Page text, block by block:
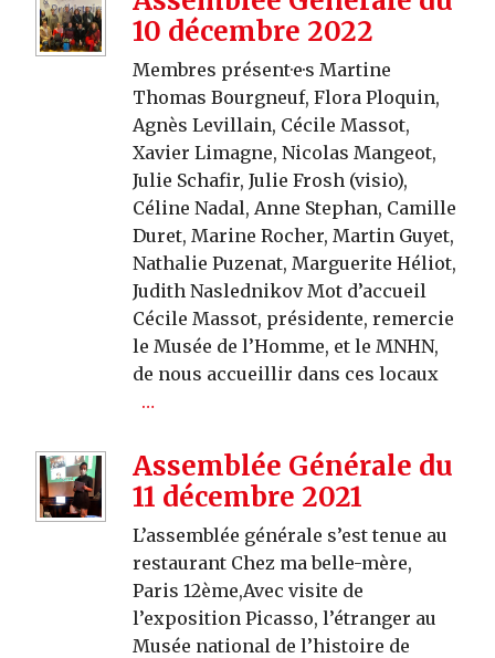
10 décembre 2022
Membres présent·e·s Martine
Thomas Bourgneuf, Flora Ploquin,
Agnès Levillain, Cécile Massot,
Xavier Limagne, Nicolas Mangeot,
Julie Schafir, Julie Frosh (visio),
Céline Nadal, Anne Stephan, Camille
Duret, Marine Rocher, Martin Guyet,
Nathalie Puzenat, Marguerite Héliot,
Judith Naslednikov Mot d’accueil
Cécile Massot, présidente, remercie
le Musée de l’Homme, et le MNHN,
de nous accueillir dans ces locaux
…
Assemblée Générale du
11 décembre 2021
L’assemblée générale s’est tenue au
restaurant Chez ma belle-mère,
Paris 12ème,Avec visite de
l’exposition Picasso, l’étranger au
Musée national de l’histoire de